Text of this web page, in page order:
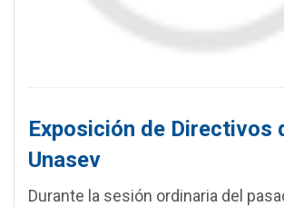
Exposición de Directivos
Unasev
Durante la sesión ordinaria del